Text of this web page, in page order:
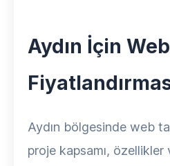
Aydın İçin
Aydın bölgesinde web
proje kapsamı, özellikler